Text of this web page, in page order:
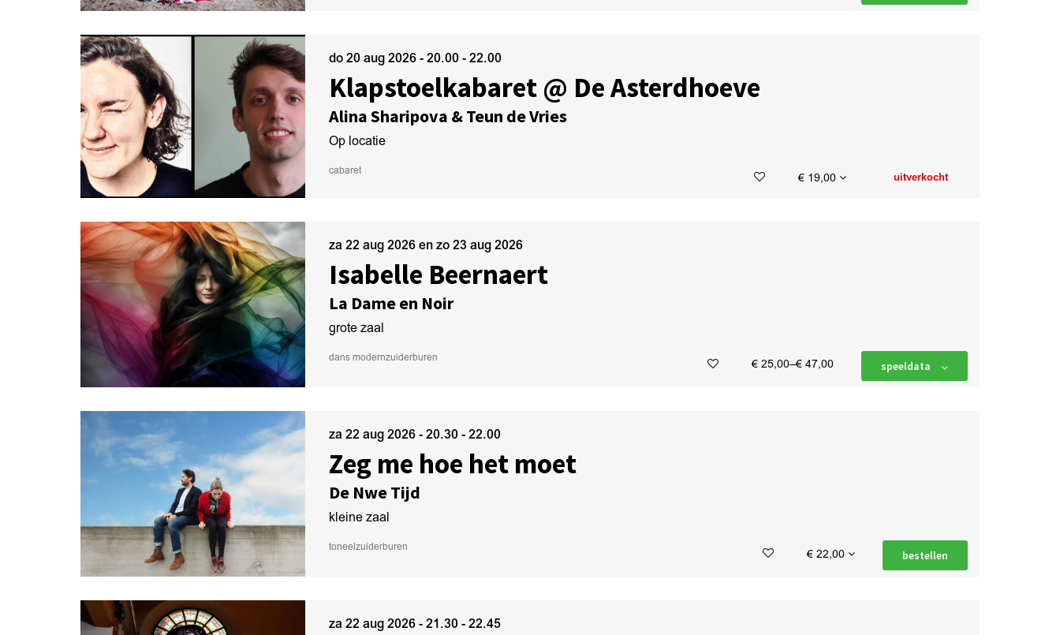
Klapstoelkabaret @ De Asterdhoeve
Alina Sharipova & Teun de Vries
do 20 aug 2026 - 20.00 - 22.00
Op locatie
cabaret € 19,00 uitverkocht
Isabelle Beernaert
La Dame en Noir
za 22 aug 2026 en zo 23 aug 2026
grote zaal
dans modernzuiderburen € 25,00–€ 47,00 speeldata
Zeg me hoe het moet
De Nwe Tijd
za 22 aug 2026 - 20.30 - 22.00
kleine zaal
toneelzuiderburen € 22,00 bestellen
za 22 aug 2026 - 21.30 - 22.45